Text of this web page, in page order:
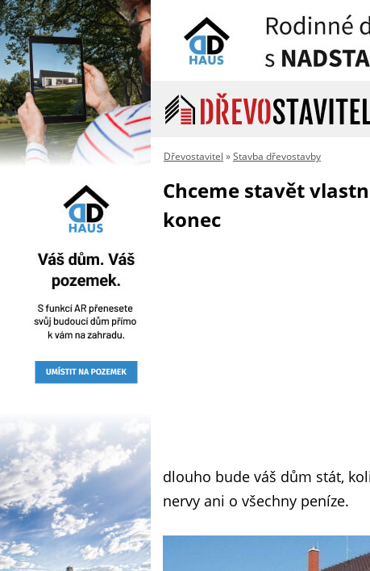
Dřevostavitel »Stavba dřevostavby
Chceme stavět
konec
dlouho bude váš dům stát,
nervy ani o všechny peníze.